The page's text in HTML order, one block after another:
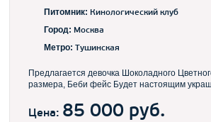
Питомник: Кинологический клуб
Город: Москва
Метро: Тушинская
Предлагается девочка Шоколадного
размера, Беби фейс Будет настоящим
маленьких детей. Возможна доставка
Цена: 85 000 руб.